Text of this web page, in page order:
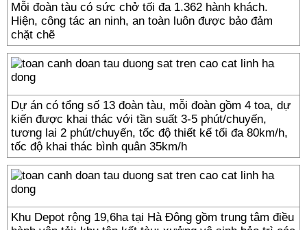
Mỗi đoàn tàu có sức chở tối đa 1.362 hành khách.
Hiện, công tác an ninh, an toàn luôn được bảo đảm
chặt chẽ
Dự án có tổng số 13 đoàn tàu, mỗi đoàn gồm 4 toa, dự
kiến được khai thác với tần suất 3-5 phút/chuyến,
tương lai 2 phút/chuyến, tốc độ thiết kế tối đa 80km/h,
tốc độ khai thác bình quân 35km/h
Khu Depot rộng 19,6ha tại Hà Đông gồm trung tâm điều